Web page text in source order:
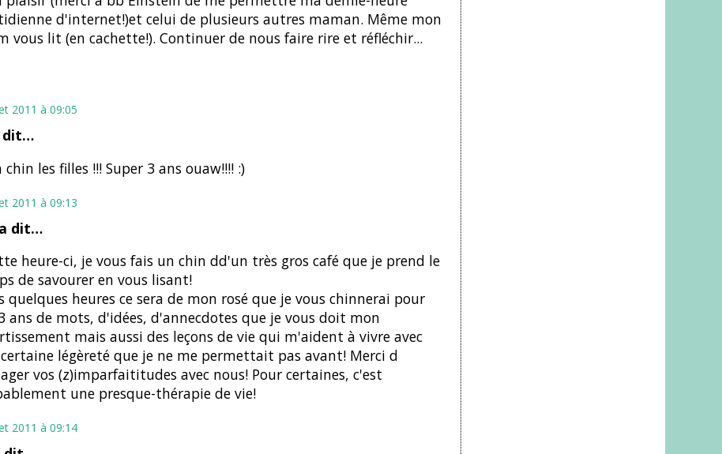
d'internet!)et celui de plusieurs autres maman. Même mon
vous lit (en cachette!). Continuer de nous faire rire et réfléchir...
2011 à 09:05
dit…
chin les filles !!! Super 3 ans ouaw!!!! :)
2011 à 09:13
dit…
heure-ci, je vous fais un chin dd'un très gros café que je prend le
de savourer en vous lisant!
quelques heures ce sera de mon rosé que je vous chinnerai pour
ans de mots, d'idées, d'annecdotes que je vous doit mon
mais aussi des leçons de vie qui m'aident à vivre avec
légèreté que je ne me permettait pas avant! Merci d
vos (z)imparfaititudes avec nous! Pour certaines, c'est
une presque-thérapie de vie!
2011 à 09:14